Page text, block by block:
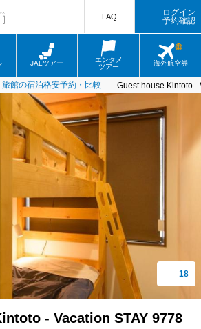
JALツアー
エンタメ
ツアー
海外航空券
FAQ
ログイン
予約確認
旅館の宿泊格安予約・比較 Guest house Kintoto -
- Vacation STAY 9778